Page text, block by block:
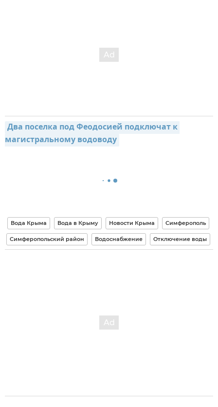
Два поселка под Феодосией подключат к
магистральному водоводу
Вода Крыма Вода в Крыму Новости Крыма Симферополь
Симферопольский район Водоснабжение Отключение воды